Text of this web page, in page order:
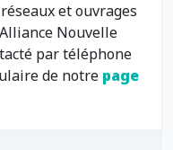
et ouvrages
Nouvelle
par téléphone
de notre page